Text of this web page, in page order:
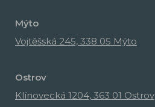
Mýto
Vojtěšská 245, 338 05 Mýto
Ostrov
Klínovecká 1204, 363 01 Ostrov